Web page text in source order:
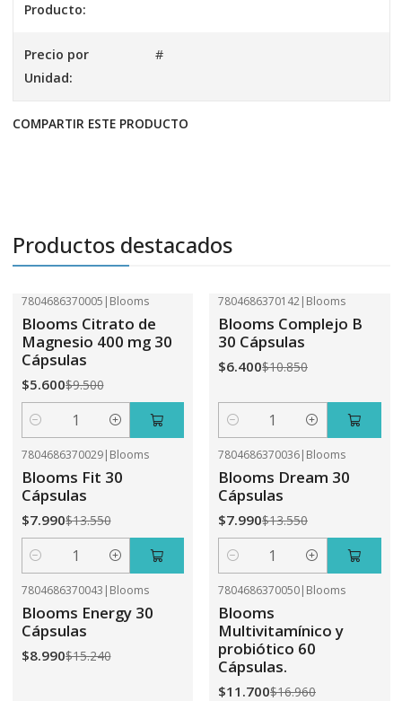
Producto:
Precio por
Unidad:
#
COMPARTIR ESTE PRODUCTO
Productos destacados
7804686370005 | Blooms
Blooms Citrato de
Magnesio 400 mg 30
Cápsulas
$5.600$9.500
Cantidad
7804686370142| Blooms
Blooms Complejo B
30 Cápsulas
$6.400$10.850
Cantidad
7804686370029| Blooms
Blooms Fit 30
Cápsulas
$7.990$13.550
Cantidad
7804686370036| Blooms
Blooms Dream 30
Cápsulas
$7.990$13.550
Cantidad
7804686370043 | Blooms
Blooms Energy 30
Cápsulas
$8.990$15.240
7804686370050| Blooms
Blooms
Multivitamínico y
probiótico 60
Cápsulas.
$11.700$16.960